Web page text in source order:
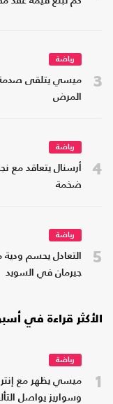
3
رياضة
ميسي يتلقى صدمة
المرض
4
رياضة
أرسنال يتعاقد مع
ضخمة
5
رياضة
التعادل يحسم
جيرمان في السويد
الأكثر قراءة في
1
رياضة
ميسي يظهر مع إنتر
وسواريز يواصل